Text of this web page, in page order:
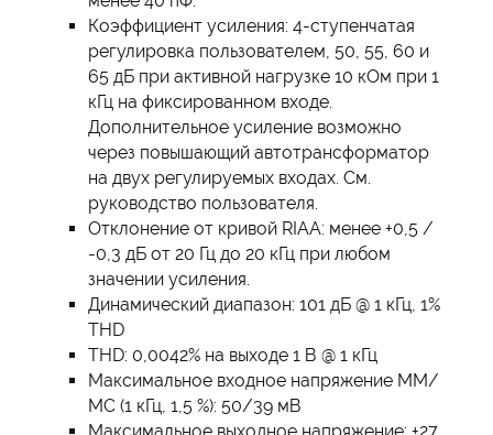
Коэффициент усиления: 4-ступенчатая
регулировка пользователем, 50, 55, 60 и
65 дБ при активной нагрузке 10 кОм при 1
кГц на фиксированном входе.
Дополнительное усиление возможно
через повышающий автотрансформатор
на двух регулируемых входах. См.
руководство пользователя.
Отклонение от кривой RIAA: менее +0,5 /
-0,3 дБ от 20 Гц до 20 кГц при любом
значении усиления.
Динамический диапазон: 101 дБ @ 1 кГц, 1%
THD
THD: 0,0042% на выходе 1 В @ 1 кГц
Максимальное входное напряжение ММ/
МС (1 кГц, 1,5 %): 50/39 мВ